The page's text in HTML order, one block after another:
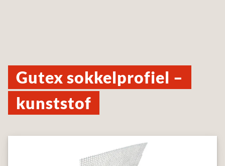
Gutex sokkelprofiel –
kunststof